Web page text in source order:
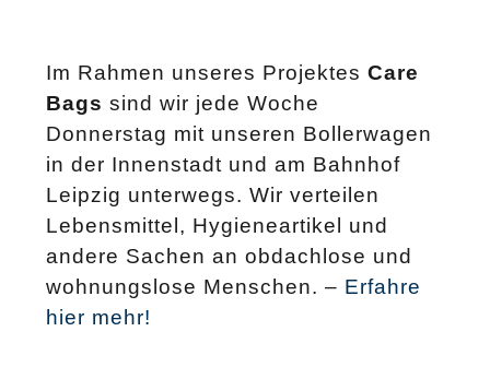
Im Rahmen unseres Projektes Care
Bags sind wir jede Woche
Donnerstag mit unseren Bollerwagen
in der Innenstadt und am Bahnhof
Leipzig unterwegs. Wir verteilen
Lebensmittel, Hygieneartikel und
andere Sachen an obdachlose und
wohnungslose Menschen. – Erfahre
hier mehr!